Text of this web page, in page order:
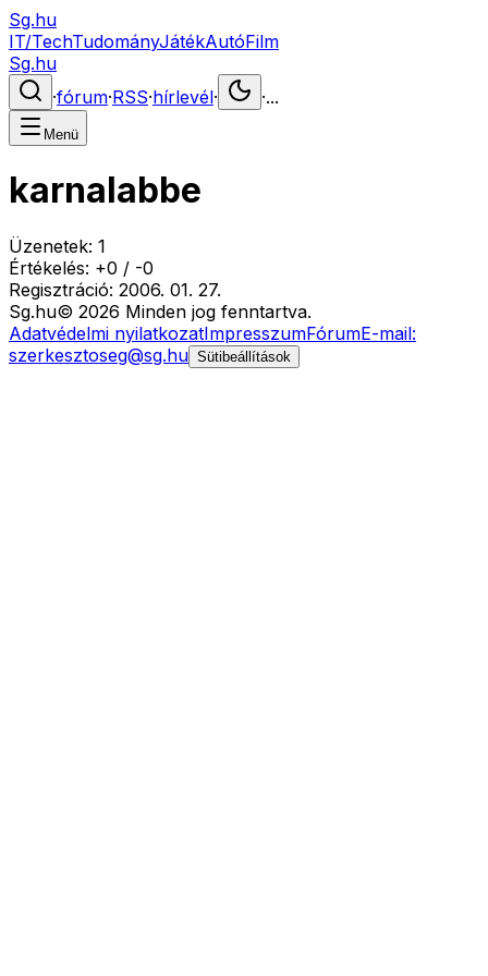
Sg.hu
IT/TechTudományJátékAutóFilm
Sg.hu
·fórum·RSS·hírlevél· ·...
Menü
karnalabbe
Üzenetek: 1
Értékelés: +0 / -0
Regisztráció: 2006. 01. 27.
Sg.hu© 2026 Minden jog fenntartva.
Adatvédelmi nyilatkozatImpresszumFórumE-mail:
szerkesztoseg@sg.hu Sütibeállítások